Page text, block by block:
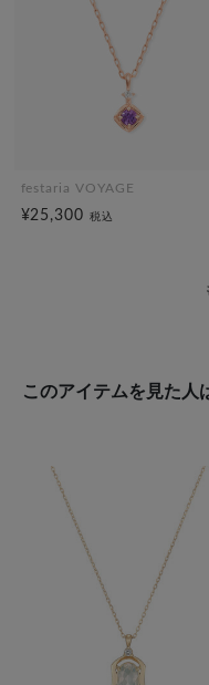
festaria VOYAGE
¥25,300税込
このアイテムを見た人